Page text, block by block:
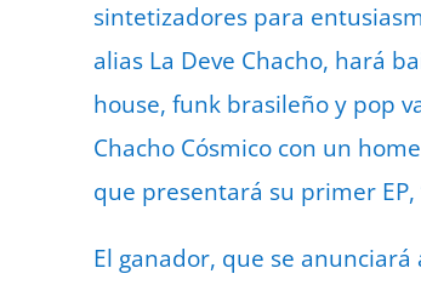
sintetizadores para
alias La Deve Chacho, hará
house, funk brasileño y pop
Chacho Cósmico con un
que presentará su primer EP,
El ganador, que se